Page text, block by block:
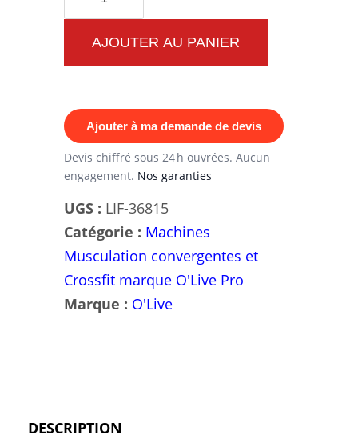
de
Series
Incliné
O'Live
AJOUTER AU PANIER
Ajouter à ma demande de devis
Devis chiffré sous 24 h ouvrées. Aucun
engagement. Nos garanties
UGS : LIF-36815
Catégorie : Machines
Musculation convergentes et
Crossfit marque O'Live Pro
Marque : O'Live
DESCRIPTION